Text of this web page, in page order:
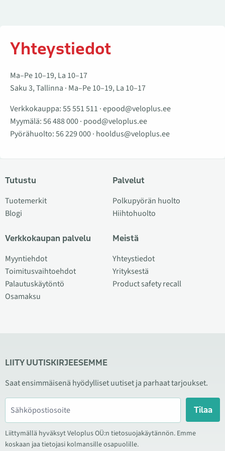
Yhteystiedot
Ma–Pe 10–19, La 10–17
Saku 3, Tallinna · Ma–Pe 10–19, La 10–17
Verkkokauppa:55 551 511 ·epood@veloplus.ee
Myymälä:56 488 000· pood@veloplus.ee
Pyörähuolto:56 229 000· hooldus@veloplus.ee
Tutustu
Tuotemerkit
Blogi
Verkkokaupan palvelu
Myyntiehdot
Toimitusvaihtoehdot
Palautuskäytöntö
Osamaksu
Palvelut
Polkupyörän huolto
Hiihtohuolto
Meistä
Yhteystiedot
Yrityksestä
Product safety recall
LIITY UUTISKIRJEESEMME
Saat ensimmäisenä hyödylliset uutiset ja parhaat tarjoukset.
Tilaa
Liittymällä hyväksyt Veloplus OÜ:n tietosuojakäytännön. Emme
koskaan jaa tietojasi kolmansille osapuolille.